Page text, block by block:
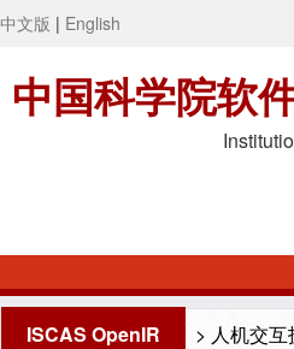
中文版 | English
中国科学院软
ISCAS OpenIR > 人机交